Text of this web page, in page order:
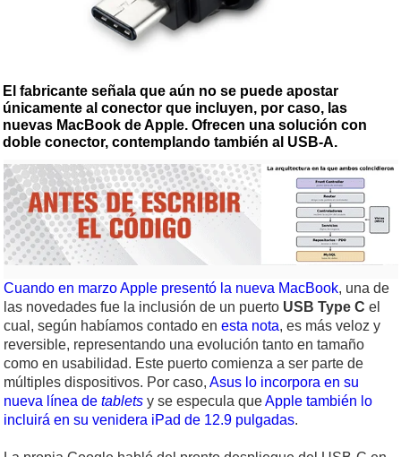
El fabricante señala que aún no se puede apostar
únicamente al conector que incluyen, por caso, las
nuevas MacBook de Apple. Ofrecen una solución con
doble conector, contemplando también al USB-A.
Cuando en marzo Apple presentó la nueva MacBook, una de
las novedades fue la inclusión de un puerto USB Type C el
cual, según habíamos contado en esta nota, es más veloz y
reversible, representando una evolución tanto en tamaño
como en usabilidad. Este puerto comienza a ser parte de
múltiples dispositivos. Por caso, Asus lo incorpora en su
nueva línea de tablets y se especula queApple también lo
incluirá en su venidera iPad de 12.9 pulgadas.